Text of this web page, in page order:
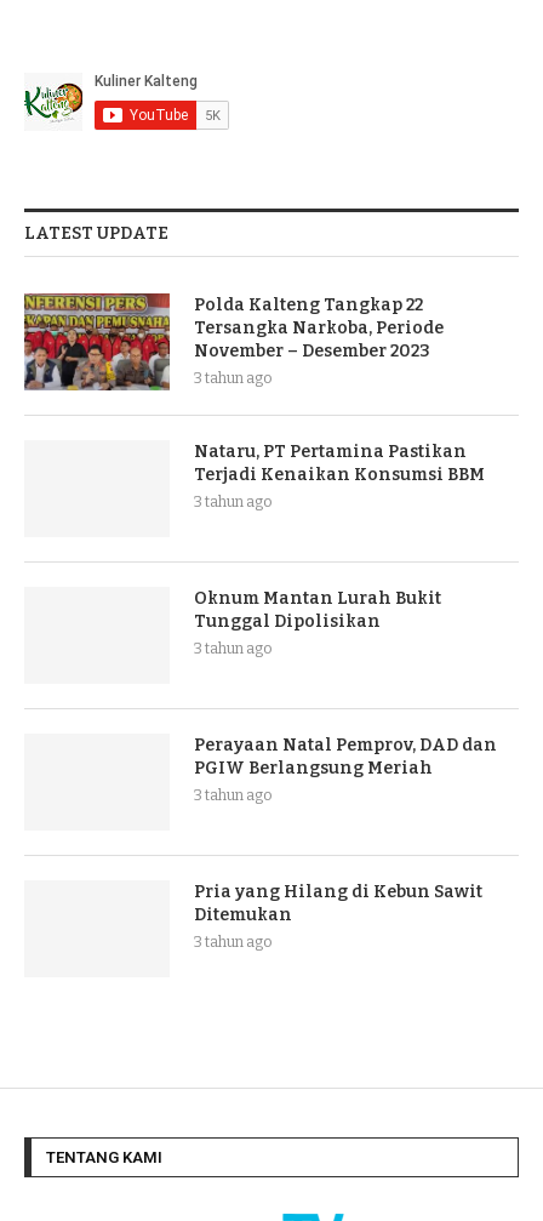
LATEST UPDATE
Polda Kalteng Tangkap 22
Tersangka Narkoba, Periode
November – Desember 2023
3 tahun ago
Nataru, PT Pertamina Pastikan
Terjadi Kenaikan Konsumsi BBM
3 tahun ago
Oknum Mantan Lurah Bukit
Tunggal Dipolisikan
3 tahun ago
Perayaan Natal Pemprov, DAD dan
PGIW Berlangsung Meriah
3 tahun ago
Pria yang Hilang di Kebun Sawit
Ditemukan
3 tahun ago
TENTANG KAMI